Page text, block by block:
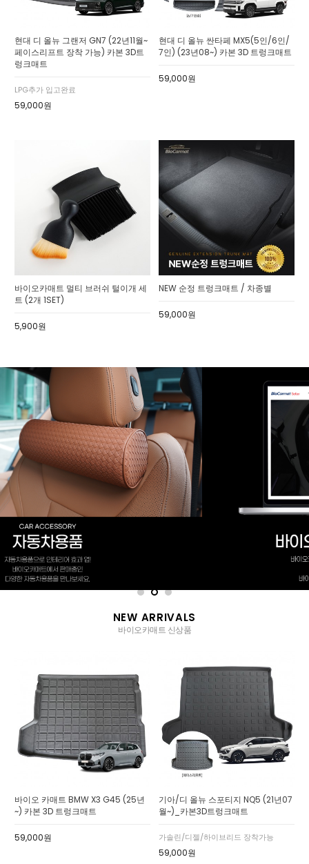
현대 디 올뉴 그랜저 GN7 (22년11월~
페이스리프트 장착 가능) 카본 3D트
렁크매트
LPG추가 입고완료
59,000원
현대 디 올뉴 싼타페 MX5(5인/6인/
7인) (23년08~) 카본 3D 트렁크매트
59,000원
바이오카매트 멀티 브러쉬 털이개 세
트 (2개 1SET)
5,900원
NEW 순정 트렁크매트 / 차종별
59,000원
NEW ARRIVALS
바이오카매트 신상품
바이오 카매트 BMW X3 G45 (25년
~) 카본 3D 트렁크매트
59,000원
기아/디 올뉴 스포티지 NQ5 (21년07
월~)_카본3D트렁크매트
가솔린/디젤/하이브리드 장착가능
59,000원